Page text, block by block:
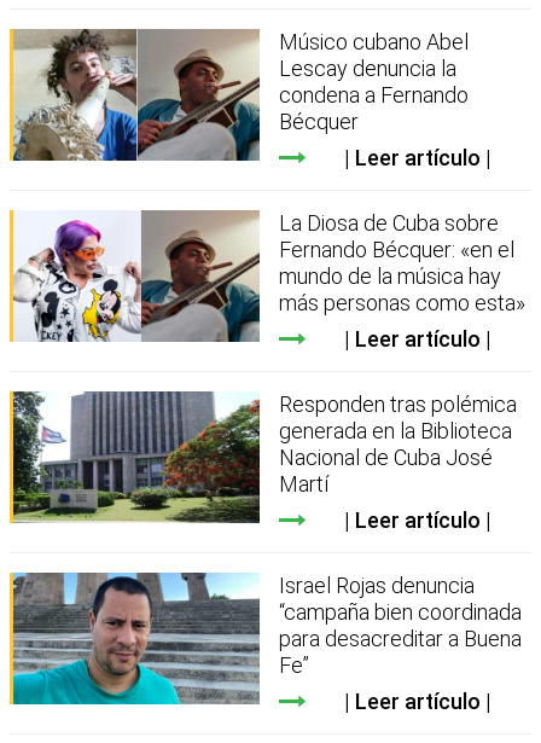
Músico cubano Abel
Lescay denuncia la
condena a Fernando
Bécquer
Leer artículo
La Diosa de Cuba sobre
Fernando Bécquer: «en el
mundo de la música hay
más personas como esta»
Leer artículo
Responden tras polémica
generada en la Biblioteca
Nacional de Cuba José
Martí
Leer artículo
Israel Rojas denuncia
“campaña bien coordinada
para desacreditar a Buena
Fe”
Leer artículo